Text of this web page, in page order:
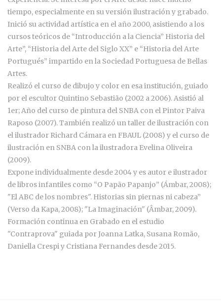
tiempo, especialmente en su versión ilustración y grabado.
Inició su actividad artística en el año 2000, asistiendo a los
cursos teóricos de “Introducción a la Ciencia” Historia del
Arte”, “Historia del Arte del Siglo XX” e “Historia del Arte
Portugués” impartido en la Sociedad Portuguesa de Bellas
Artes.
Realizó el curso de dibujo y color en esa institución, guiado
por el escultor Quintino Sebastião (2002 a 2006). Asistió al
1er; Año del curso de pintura del SNBA con el Pintor Paiva
Raposo (2007). También realizó un taller de ilustración con
el ilustrador Richard Cámara en FBAUL (2008) y el curso de
ilustración en SNBA con la ilustradora Evelina Oliveira
(2009).
Expone individualmente desde 2004 y es autor e ilustrador
de libros infantiles como “O Papão Papanjo” (Ámbar, 2008);
"El ABC de los nombres". Historias sin piernas ni cabeza”
(Verso da Kapa, 2008); "La Imaginación" (Âmbar, 2009).
Formación continua en Grabado en el estudio
"Contraprova" guiada por Joanna Latka, Susana Romão,
Daniella Crespi y Cristiana Fernandes desde 2015.